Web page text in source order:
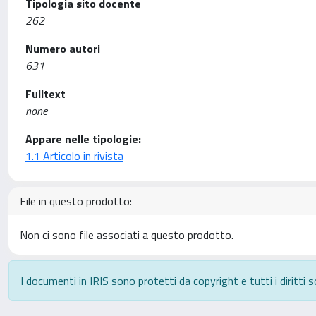
Tipologia sito docente
262
Numero autori
631
Fulltext
none
Appare nelle tipologie:
1.1 Articolo in rivista
File in questo prodotto:
Non ci sono file associati a questo prodotto.
I documenti in IRIS sono protetti da copyright e tutti i diritti